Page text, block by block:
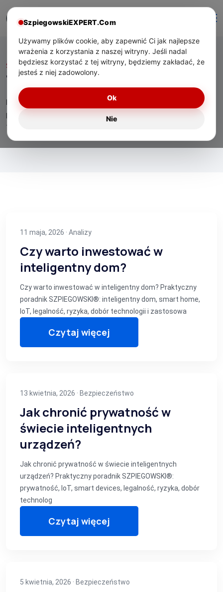
Start/ Tag:IoT
Tag:IoT
Eksperckie materiały o technologiach bezpieczeństwa,
praktycznym zastosowaniu urządzeń oraz wsparciu
technicznym dla użytkowników w Polsce.
11 maja, 2026 · Analizy
Czy warto inwestować w
inteligentny dom?
Czy warto inwestować w inteligentny dom? Praktyczny
poradnik SZPIEGOWSKI®: inteligentny dom, smart home,
IoT, legalność, ryzyka, dobór technologii i zastosowa
Czytaj więcej
13 kwietnia, 2026 · Bezpieczeństwo
Jak chronić prywatność w
świecie inteligentnych
urządzeń?
Jak chronić prywatność w świecie inteligentnych
urządzeń? Praktyczny poradnik SZPIEGOWSKI®:
prywatność, IoT, smart devices, legalność, ryzyka, dobór
technolog
Czytaj więcej
5 kwietnia, 2026 · Bezpieczeństwo
SzpiegowskiEXPERT.Com
Używamy plików cookie, aby zapewnić Ci jak najlepsze
wrażenia z korzystania z naszej witryny. Jeśli nadal
będziesz korzystać z tej witryny, będziemy zakładać, że
jesteś z niej zadowolony.
Nie
Ok